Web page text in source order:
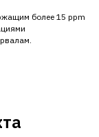
более 15 ppm